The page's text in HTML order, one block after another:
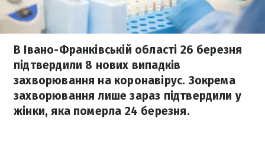
В Івано-Франківській області 26 березня
підтвердили 8 нових випадків
захворювання на коронавірус. Зокрема
захворювання лише зараз підтвердили у
жінки, яка померла 24 березня.